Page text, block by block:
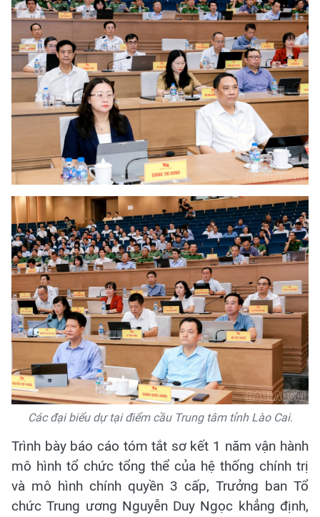
Các đại biểu dự tại điểm cầu Trung tâm tỉnh Lào Cai.
Trình bày báo cáo tóm tắt sơ kết 1 năm vận hành
mô hình tổ chức tổng thể của hệ thống chính trị
và mô hình chính quyền 3 cấp, Trưởng ban Tổ
chức Trung ương Nguyễn Duy Ngọc khẳng định,